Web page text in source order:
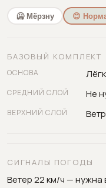
🥶 Мёрзну 😊
БАЗОВЫЙ КОМПЛЕКТ
ОСНОВА
СРЕДНИЙ СЛОЙ Не
ВЕРХНИЙ СЛОЙ
СИГНАЛЫ ПОГОДЫ
Ветер 22 км/ч — нужна